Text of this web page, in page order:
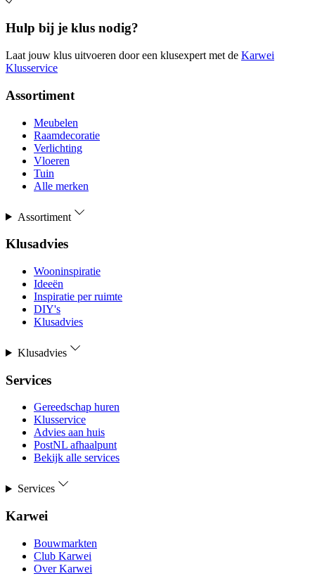
Hulp bij je klus nodig?
Laat jouw klus uitvoeren door een klusexpert met de Karwei
Klusservice
Assortiment
Meubelen
Raamdecoratie
Verlichting
Vloeren
Tuin
Alle merken
Assortiment
Klusadvies
Wooninspiratie
Ideeën
Inspiratie per ruimte
DIY's
Klusadvies
Klusadvies
Services
Gereedschap huren
Klusservice
Advies aan huis
PostNL afhaalpunt
Bekijk alle services
Services
Karwei
Bouwmarkten
Club Karwei
Over Karwei